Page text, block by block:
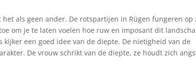
als geen ander. De rotspartijen in Rügen fungeren op
om je te laten voelen hoe ruw en imposant dit
een goed idee van de diepte. De nietigheid van de
De vrouw schrikt van de diepte, ze houdt zich